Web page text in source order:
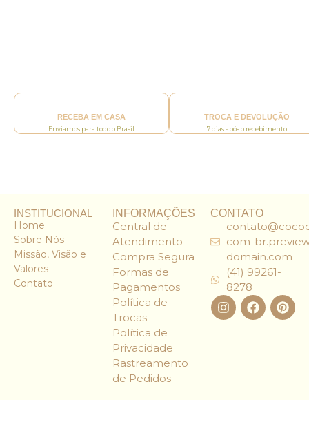
RECEBA EM CASA
Enviamos para todo o Brasil
TROCA E DEVOLUÇÃO
7 dias após o recebimento
INSTITUCIONAL
Home
Sobre Nós
Missão, Visão e
Valores
Contato
INFORMAÇÕES
Central de
Atendimento
Compra Segura
Formas de
Pagamentos
Política de
Trocas
Política de
Privacidade
Rastreamento
de Pedidos
CONTATO
com-
domain.com
(41) 99261-
8278